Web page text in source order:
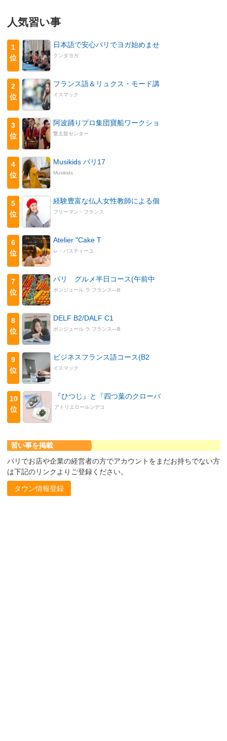
人気習い事
1
位
日本語で安心パリでヨガ始めませ
クンダヨガ
2
位
フランス語＆リュクス・モード講
イスマック
3
位
阿波踊りプロ集団寶船ワークショ
繋太鼓センター
4
位
Musikids パリ17
Musikids
5
位
経験豊富な仏人女性教師による個
フリーマン・フランス
6
位
Atelier "Cake T
レ・パスティーユ
7
位
パリ グルメ半日コース(午前中
ボンジュール ラ フランス―B
8
位
DELF B2/DALF C1
ボンジュール ラ フランス―B
9
位
ビジネスフランス語コース(B2
イスマック
10
位
『ひつじ』と『四つ葉のクローバ
アトリエロールンデコ
習い事を掲載
パリでお店や企業の経営者の方でアカウントをまだお持ちでない方
は下記のリンクよりご登録ください。
タウン情報登録